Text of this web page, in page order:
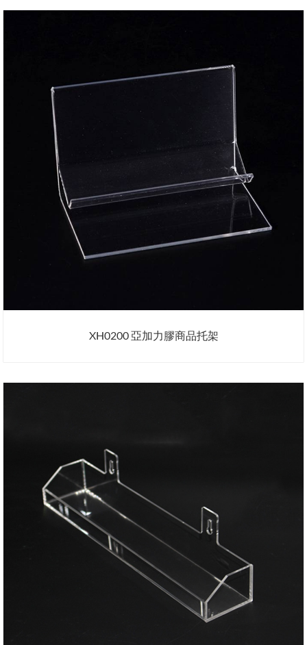
XH0200 亞加力膠商品托架